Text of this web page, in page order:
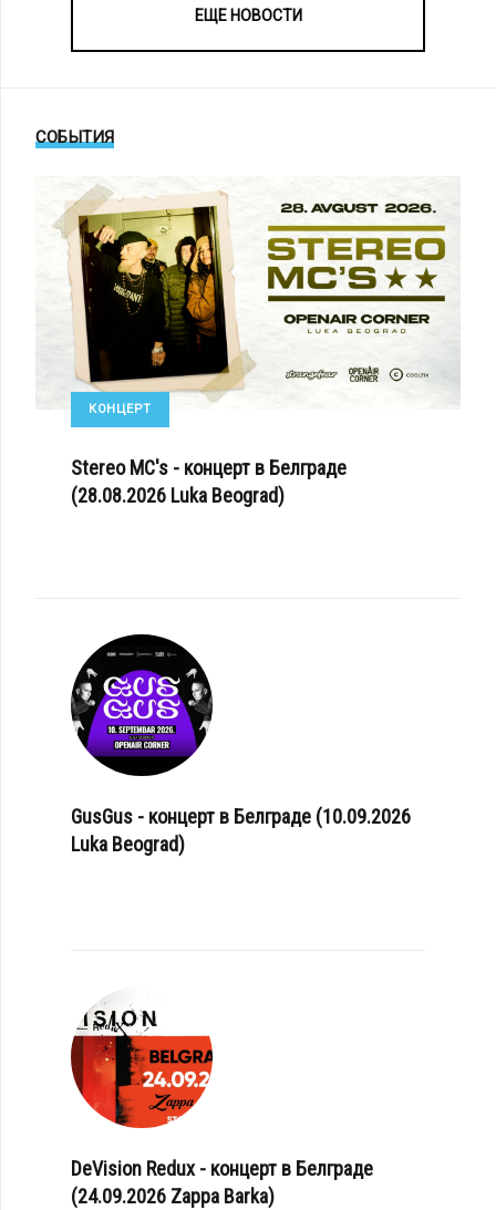
ЕЩЕ НОВОСТИ
СОБЫТИЯ
КОНЦЕРТ
Stereo MC's - концерт в Белграде
(28.08.2026 Luka Beograd)
GusGus - концерт в Белграде (10.09.2026
Luka Beograd)
DeVision Redux - концерт в Белграде
(24.09.2026 Zappa Barka)